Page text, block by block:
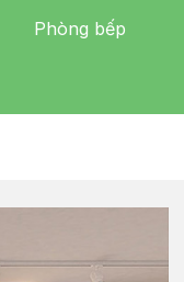
Phòng bếp